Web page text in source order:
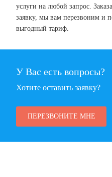
услуги на любой запрос.
заявку, мы вам перезвоним и
выгодный тариф.
У Вас есть вопросы?
Хотите оставить заявку?
ПЕРЕЗВОНИТЕ МНЕ